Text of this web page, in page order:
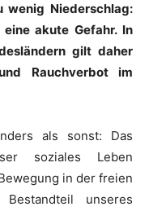
wenig Niederschlag:
akute Gefahr. In
gilt daher
Rauchverbot im
als sonst: Das
soziales Leben
in der freien
unseres